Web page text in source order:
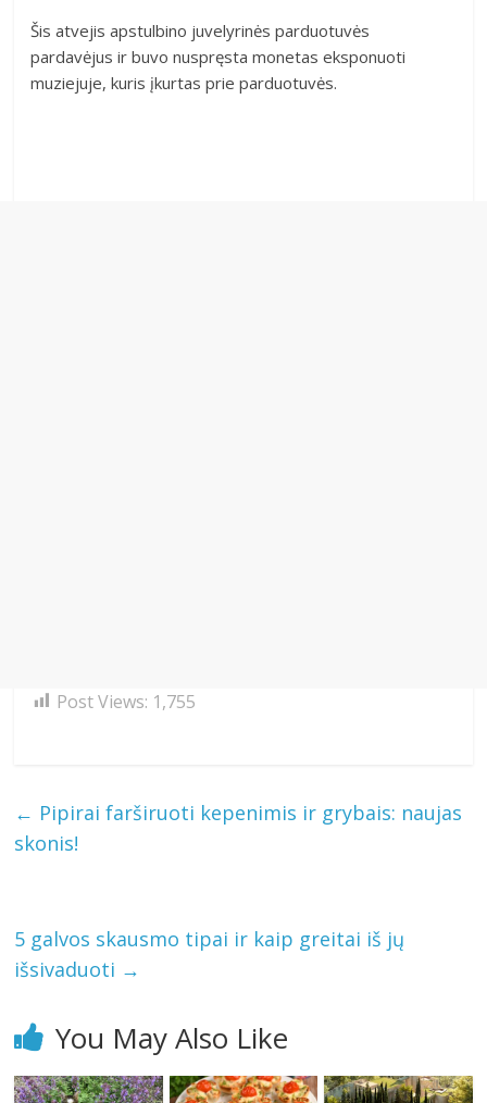
Šis atvejis apstulbino juvelyrinės parduotuvės
pardavėjus ir buvo nuspręsta monetas eksponuoti
muziejuje, kuris įkurtas prie parduotuvės.
Post Views: 1,755
← Pipirai farširuoti kepenimis ir grybais: naujas
skonis!
5 galvos skausmo tipai ir kaip greitai iš jų
išsivaduoti →
You May Also Like